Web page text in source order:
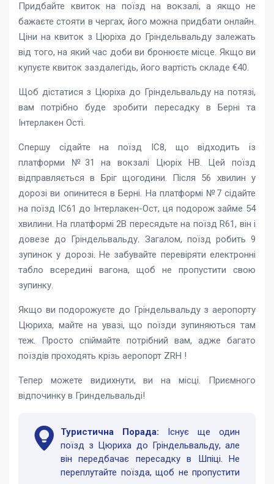
Придбайте квиток на поїзд на вокзалі, а якщо не
бажаєте стояти в чергах, його можна придбати онлайн.
Ціни на квиток з Цюріха до Гріндельвальду залежать
від того, на який час доби ви бронюєте місце. Якщо ви
купуєте квиток заздалегідь, його вартість складе €40.
Щоб дістатися з Цюріха до Гріндельвальду на потязі,
вам потрібно буде зробити пересадку в Берні та
Інтерлакен Ості.
Спершу сідайте на поїзд IC8, що відходить із
платформи №31 на вокзалі Цюріх НВ. Цей поїзд
відправляється в Бріг щогодини. Після 56 хвилин у
дорозі ви опинитеся в Берні. На платформі №7 сідайте
на поїзд IC61 до Інтерлакен-Ост, ця подорож займе 54
хвилини. На платформі 2В пересядьте на поїзд R61, він і
довезе до Гріндельвальду. Загалом, поїзд робить 9
зупинок у дорозі. Не забувайте перевіряти електронні
табло всередині вагона, щоб не пропустити свою
зупинку.
Якщо ви подорожуєте до Гріндельвальду з аеропорту
Цюриха, майте на увазі, що поїзди зупиняються там
теж. Просто спіймайте потрібний вам, адже багато
поїздів проходять крізь аеропорт ZRH !
Тепер можете видихнути, ви на місці. Приємного
відпочинку в Гриндельвальді!
Туристична Порада: Існує ще один
поїзд з Цюриха до Гріндельвальду, але
він передбачає пересадку в Шпіці. Не
переплутайте поїзда, щоб не пропустити